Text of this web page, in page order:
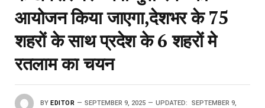
आयोजन किया जाएगा,देशभर के 75
शहरों के साथ प्रदेश के 6 शहरों मे
रतलाम का चयन
BY EDITOR SEPTEMBER 9, 2025 UPDATED: SEPTEMBER 9,